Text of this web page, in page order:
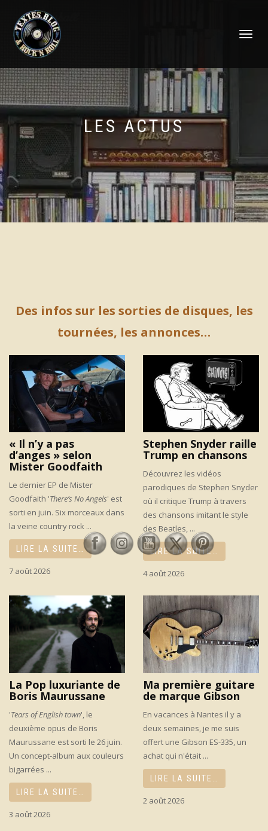
DÉPLIER
LES ACTUS
Des infos sur les sorties de disques, les
tournées, les annonces…
« Il n’y a pas
d’anges » selon
Mister Goodfaith
Le dernier EP de Mister
Goodfaith 'There’s No Angels' est
sorti en juin. Six morceaux dans
la veine country rock ...
LIRE LA SUITE…
7 août 2026
Stephen Snyder raille
Trump en chansons
Découvrez les vidéos
parodiques de Stephen Snyder
où il critique Trump à travers
des chansons imitant le style
des Beatles, ...
LIRE LA SUITE…
4 août 2026
La Pop luxuriante de
Boris Maurussane
'Tears of English town', le
deuxième opus de Boris
Maurussane est sorti le 26 juin.
Un concept-album aux couleurs
bigarrées ...
LIRE LA SUITE…
3 août 2026
Ma première guitare
de marque Gibson
En vacances à Nantes il y a
deux semaines, je me suis
offert une Gibson ES-335, un
achat qui n'était ...
LIRE LA SUITE…
2 août 2026